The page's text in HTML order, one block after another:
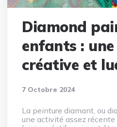
Diamond
enfants :
créative et
7 Octobre 2024
La peinture diamant, ou
une activité assez